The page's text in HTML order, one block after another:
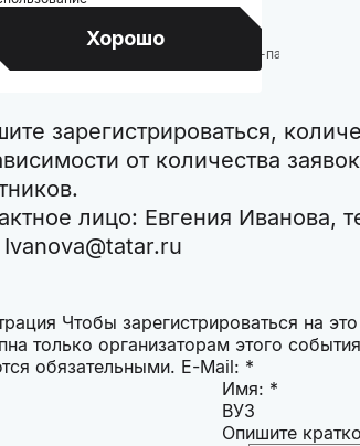
зарегистрироваться,
от количества
лицо: Евгения
Чтобы зарегистрироваться на
только организаторам этого
обязательными. E-Mail: *
Имя: *
ВУЗ
Опишите